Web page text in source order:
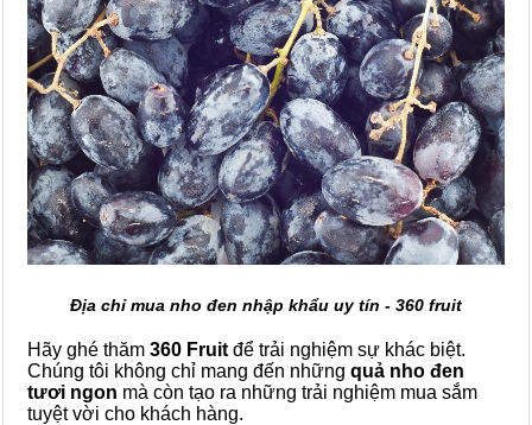
Địa chỉ mua nho đen nhập khẩu uy tín - 360 fruit
Hãy ghé thăm 360 Fruit để trải nghiệm sự khác biệt.
Chúng tôi không chỉ mang đến những quả nho đen
tươi ngon mà còn tạo ra những trải nghiệm mua sắm
tuyệt vời cho khách hàng.